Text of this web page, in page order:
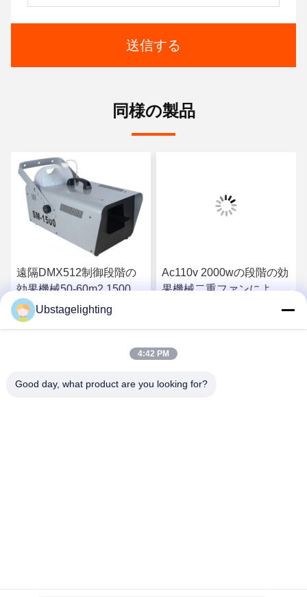
送信する
同様の製品
遠隔DMX512制御段階の
効果機械50-60m2 1500w
雪機械
Ac110v 2000wの段階の効
果機械二重ファンによっ
Ubstagelighting
4:42 PM
Good day, what product are you looking for?